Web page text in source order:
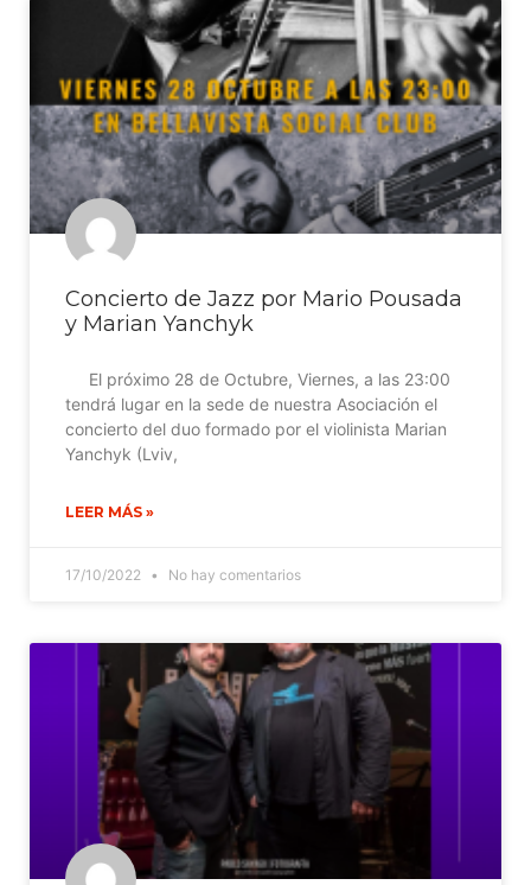
Concierto de Jazz por Mario Pousada
y Marian Yanchyk
El próximo 28 de Octubre, Viernes, a las 23:00
tendrá lugar en la sede de nuestra Asociación el
concierto del duo formado por el violinista Marian
Yanchyk (Lviv,
LEER MÁS »
17/10/2022 No hay comentarios